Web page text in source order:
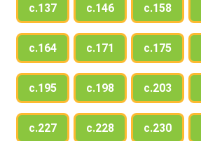
с.137 с.146 с.158
с.164 с.171 с.175
с.195 с.198 с.203
с.227 с.228 с.230